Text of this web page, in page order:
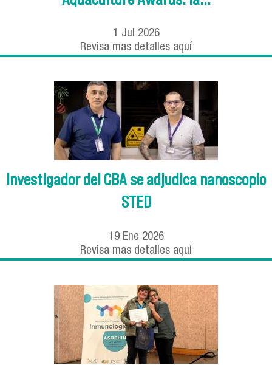
1 Jul 2026
Revisa mas detalles aquí
Investigador del CBA se adjudica nanoscopio
STED
19 Ene 2026
Revisa mas detalles aquí